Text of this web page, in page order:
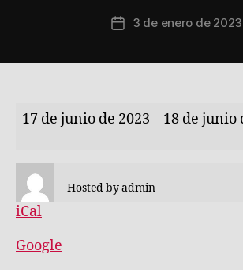
Fecha3 de enero de 2023
MONTAÑA
(Ascensión
dos
picos
de
17 de junio de 2023 – 18 de junio
Hosted byadmin
iCal
Google